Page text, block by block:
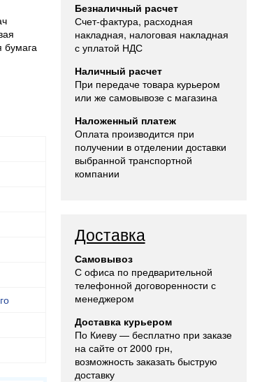
бумага
Безналичный расчет
Счет-фактура, расходная
накладная, налоговая накладная
с уплатой НДС
Наличный расчет
При передаче товара курьером
или же самовывозе с магазина
Наложенный платеж
Оплата производится при
получении в отделении доставки
выбранной транспортной
компании
Доставка
Самовывоз
С офиса по предварительной
телефонной договоренности с
менеджером
Доставка курьером
По Киеву — бесплатно при заказе
на сайте от 2000 грн,
возможность заказать быструю
доставку